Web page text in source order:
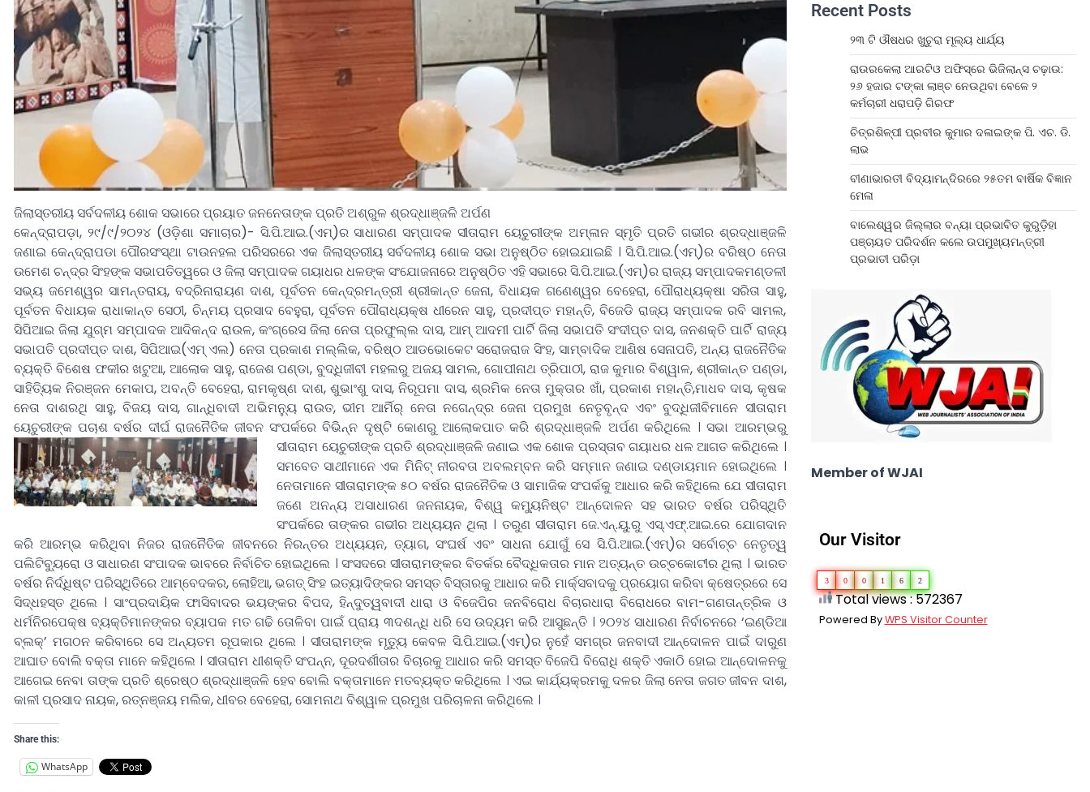
ଜିଲାସ୍ତରୀୟ ସର୍ବଦଳୀୟ ଶୋକ ସଭାରେ ପ୍ରୟାତ ଜନନେତାଙ୍କ ପ୍ରତି ଅଶ୍ରୁଳ ଶ୍ରଦ୍ଧାଞ୍ଜଳି ଅର୍ପଣ
କେନ୍ଦ୍ରାପଡ଼ା, ୨୯/୯/୨୦୨୪ (ଓଡ଼ିଶା ସମାଚାର)- ସି.ପି.ଆଇ.(ଏମ୍)ର ସାଧାରଣ ସମ୍ପାଦକ ସୀତାରାମ ୟେଚୁରୀଙ୍କ ଅମ୍ଳାନ ସ୍ମୃତି ପ୍ରତି ଗଭୀର ଶ୍ରଦ୍ଧାଞ୍ଜଳି
ଜଣାଇ କେନ୍ଦ୍ରାପଡା ପୌରସଂସ୍ଥା ଟାଉନହଲ ପରିସରରେ ଏକ ଜିଲାସ୍ତରୀୟ ସର୍ବଦଳୀୟ ଶୋକ ସଭା ଅନୁଷ୍ଠିତ ହୋଇଯାଇଛି । ସି.ପି.ଆଇ.(ଏମ୍)ର ବରିଷ୍ଠ ନେତା
ଉମେଶ ଚନ୍ଦ୍ର ସିଂହଙ୍କ ସଭାପତିତ୍ୱରେ ଓ ଜିଲା ସମ୍ପାଦକ ଗୟାଧର ଧଳଙ୍କ ସଂଯୋଜନାରେ ଅନୁଷ୍ଠିତ ଏହି ସଭାରେ ସି.ପି.ଆଇ.(ଏମ୍)ର ରାଜ୍ୟ ସମ୍ପାଦକମଣ୍ଡଳୀ
ସଭ୍ୟ ଜମେଶ୍ୱର ସାମନ୍ତରାୟ, ବଦ୍ରିନାରାୟଣ ଦାଶ, ପୂର୍ବତନ କେନ୍ଦ୍ରମନ୍ତ୍ରୀ ଶ୍ରୀକାନ୍ତ ଜେନା, ବିଧାୟକ ଗଣେଶ୍ୱର ବେହେରା, ପୌରାଧ୍ୟକ୍ଷା ସରିତା ସାହୁ,
ପୂର୍ବତନ ବିଧାୟକ ରାଧାକାନ୍ତ ସେଠୀ, ଚିନ୍ମୟ ପ୍ରସାଦ ବେହୁରା, ପୂର୍ବତନ ପୌରାଧ୍ୟକ୍ଷ ଧୀରେନ ସାହୁ, ପ୍ରଦୀପ୍ତ ମହାନ୍ତି, ବିଜେଡି ରାଜ୍ୟ ସମ୍ପାଦକ ରବି ସାମଲ,
ସିପିଆଇ ଜିଲା ଯୁଗ୍ମ ସମ୍ପାଦକ ଆଦିକନ୍ଦ ରାଉଳ, କଂଗ୍ରେସ ଜିଲା ନେତା ପ୍ରଫୁଲ୍ଲ ଦାସ, ଆମ୍ ଆଦମୀ ପାର୍ଟି ଜିଲା ସଭାପତି ସଂଦୀପ୍ତ ଦାସ, ଜନଶକ୍ତି ପାର୍ଟି ରାଜ୍ୟ
ସଭାପତି ପ୍ରଦୀପ୍ତ ଦାଶ, ସିପିଆଇ(ଏମ୍ ଏଲ) ନେତା ପ୍ରକାଶ ମଲ୍ଲିକ, ବରିଷ୍ଠ ଆଡଭୋକେଟ ସରୋଜରାଜ ସିଂହ, ସାମ୍ବାଦିକ ଆଶିଷ ସେନାପତି, ଅନ୍ୟ ରାଜନୈତିକ
ବ୍ୟକ୍ତି ବିଶେଷ ଫକୀର ଖଟୁଆ, ଆଲୋକ ସାହୁ, ରାଜେଶ ପଣ୍ଡା, ବୁଦ୍ଧିଜୀବୀ ମହଲରୁ ଅଜୟ ସାମଲ, ଗୋପୀନାଥ ତ୍ରିପାଠୀ, ରାଜ କୁମାର ବିଶ୍ୱାଳ, ଶ୍ରୀକାନ୍ତ ପଣ୍ଡା,
ସାହିତ୍ୟିକ ନିରଞ୍ଜନ ମେକାପ, ଅବନ୍ତି ବେହେରା, ରାମକୃଷ୍ଣ ଦାଶ, ଶୁଭାଂଶୁ ଦାସ, ନିରୂପମା ଦାସ, ଶ୍ରମିକ ନେତା ମୁକ୍ତାର ଖାଁ, ପ୍ରକାଶ ମହାନ୍ତି,ମାଧବ ଦାସ, କୃଷକ
ନେତା ଦାଶରଥି ସାହୁ, ବିଜୟ ଦାସ, ଗାନ୍ଧିବାଦୀ ଅଭିମନ୍ୟୁ ରାଉତ, ଭୀମ ଆର୍ମିର୍ ନେତା ନଗେନ୍ଦ୍ର ଜେନା ପ୍ରମୁଖ ନେତୃବୃନ୍ଦ ଏବଂ ବୁଦ୍ଧିଜୀବିମାନେ ସୀତାରାମ
ୟେଚୁରୀଙ୍କ ପଚାଶ ବର୍ଷର ଦୀର୍ଘ ରାଜନୈତିକ ଜୀବନ ସଂପର୍କରେ ବିଭିନ୍ନ ଦୃଷ୍ଟି କୋଣରୁ ଆଲୋକପାତ କରି ଶ୍ରଦ୍ଧାଞ୍ଜଳି ଅର୍ପଣ କରିଥିଲେ ।ସଭା ଆରମ୍ଭରୁ
ସୀତାରାମ ୟେଚୁରୀଙ୍କ ପ୍ରତି ଶ୍ରଦ୍ଧାଞ୍ଜଳି ଜଣାଇ ଏକ ଶୋକ ପ୍ରସ୍ତାବ ଗୟାଧର ଧଳ ଆଗତ କରିଥିଲେ ।
ସମବେତ ସାଥୀମାନେ ଏକ ମିନିଟ୍ ନୀରବତା ଅବଲମ୍ବନ କରି ସମ୍ମାନ ଜଣାଇ ଦଣ୍ଡାୟମାନ ହୋଇଥିଲେ ।
ନେତାମାନେ ସୀତାରାମଙ୍କ ୫୦ ବର୍ଷର ରାଜନୈତିକ ଓ ସାମାଜିକ ସଂପର୍କକୁ ଆଧାର କରି କହିଥିଲେ ଯେ ସୀତାରାମ
ଜଣେ ଅନନ୍ୟ ଅସାଧାରଣ ଜନନାୟକ, ବିଶ୍ୱ କମ୍ୟୁନିଷ୍ଟ ଆନ୍ଦୋଳନ ସହ ଭାରତ ବର୍ଷର ପରିସ୍ଥିତି
ସଂପର୍କରେ ତାଙ୍କର ଗଭୀର ଅଧ୍ୟୟନ ଥିଲା । ତରୁଣ ସୀତାରାମ ଜେ.ଏନ୍.ୟୁ.ରୁ ଏସ୍.ଏଫ୍.ଆଇ.ରେ ଯୋଗଦାନ
କରି ଆରମ୍ଭ କରିଥିବା ନିଜର ରାଜନୈତିକ ଜୀବନରେ ନିରନ୍ତର ଅଧ୍ୟୟନ, ତ୍ୟାଗ, ସଂଘର୍ଷ ଏବଂ ସାଧନା ଯୋଗୁଁ ସେ ସି.ପି.ଆଇ.(ଏମ୍)ର ସର୍ବୋଚ୍ଚ ନେତୃତ୍ୱ
ପଲିଟିବ୍ୟୁରୋ ଓ ସାଧାରଣ ସଂପାଦକ ଭାବରେ ନିର୍ବାଚିତ ହୋଇଥିଲେ । ସଂସଦରେ ସୀତାରାମଙ୍କର ବିତର୍କର ବୈଦ୍ଧିକତାର ମାନ ଅତ୍ୟନ୍ତ ଉଚ୍ଚକୋଟୀର ଥିଲା । ଭାରତ
ବର୍ଷର ନିର୍ଦ୍ଧିଷ୍ଟ ପରିସ୍ଥିତିରେ ଆମ୍ବେଦକର, ଲୋହିଆ, ଭଗତ୍ ସିଂହ ଇତ୍ୟାଦିଙ୍କର ସମସ୍ତ ବିସ୍ତାରକୁ ଆଧାର କରି ମାର୍କ୍ସବାଦକୁ ପ୍ରୟୋଗ କରିବା କ୍ଷେତ୍ରରେ ସେ
ସିଦ୍ଧହସ୍ତ ଥିଲେ । ସାଂପ୍ରଦାୟିକ ଫାସିବାଦର ଭୟଙ୍କର ବିପଦ, ହିନ୍ଦୁତ୍ୱବାଦୀ ଧାରା ଓ ବିଜେପିର ଜନବିରୋଧ ବିଚାରଧାରା ବିରୋଧରେ ବାମ-ଗଣତାନ୍ତ୍ରିକ ଓ
ଧର୍ମନିରପେକ୍ଷ ବ୍ୟକ୍ତିମାନଙ୍କର ବ୍ୟାପକ ମତ ଗଢି ତୋଳିବା ପାଇଁ ପ୍ରାୟ ୩ଦଶନ୍ଧି ଧରି ସେ ଉଦ୍ୟମ କରି ଆସୁଛନ୍ତି । ୨୦୨୪ ସାଧାରଣ ନିର୍ବାଚନରେ ‘ଇଣ୍ଡିଆ
ବ୍ଲକ୍’ ମଗଠନ କରିବାରେ ସେ ଅନ୍ୟତମ ରୂପକାର ଥିଲେ । ସୀତାରାମଙ୍କ ମୃତ୍ୟୁ କେବଳ ସି.ପି.ଆଇ.(ଏମ୍)ର ନୁହେଁ ସମଗ୍ର ଜନବାଦୀ ଆନ୍ଦୋଳନ ପାଇଁ ଦାରୁଣ
ଆଘାତ ବୋଲି ବକ୍ତା ମାନେ କହିଥିଲେ । ସୀତାରାମ ଧୀଶକ୍ତି ସଂପନ୍ନ, ଦୂରଦର୍ଶୀତାର ବିଚାରକୁ ଆଧାର କରି ସମସ୍ତ ବିଜେପି ବିରୋଧି ଶକ୍ତି ଏକାଠି ହୋଇ ଆନ୍ଦୋଳନକୁ
ଆଗେଇ ନେବା ତାଙ୍କ ପ୍ରତି ଶ୍ରେଷ୍ଠ ଶ୍ରଦ୍ଧାଞ୍ଜଳି ହେବ ବୋଲି ବକ୍ତାମାନେ ମତବ୍ୟକ୍ତ କରିଥିଲେ । ଏଇ କାର୍ଯ୍ୟକ୍ରମକୁ ଦଳର ଜିଲା ନେତା ଜଗତ ଜୀବନ ଦାଶ,
କାଳୀ ପ୍ରସାଦ ନାୟକ, ରତ୍ନଞ୍ଜୟ ମଲିକ, ଧୀବର ବେହେରା, ସୋମନାଥ ବିଶ୍ୱାଳ ପ୍ରମୁଖ ପରିଚାଳନା କରିଥିଲେ ।
Share this:
WhatsApp
Recent Posts
୨୩ ଟି ଔଷଧର ଖୁଚୁରା ମୂଲ୍ୟ ଧାର୍ଯ୍ୟ
ରାଉରକେଲା ଆରଟିଓ ଅଫିସ୍‌ରେ ଭିଜିଲାନ୍ସ ଚଢ଼ାଉ:
୨୬ ହଜାର ଟଙ୍କା ଲାଞ୍ଚ ନେଉଥିବା ବେଳେ ୨
କର୍ମଚାରୀ ଧରାପଡ଼ି ଗିରଫ
ଚିତ୍ରଶିଳ୍ପୀ ପ୍ରବୀର କୁମାର ଦଳାଇଙ୍କ ପି. ଏଚ. ଡି.
ଲାଭ
ବୀଣାଭାରତୀ ବିଦ୍ୟାମନ୍ଦିରରେ ୨୫ତମ ବାର୍ଷିକ ବିଜ୍ଞାନ
ମେଳା
ବାଲେଶ୍ୱର ଜିଲ୍ଲାର ବନ୍ୟା ପ୍ରଭାବିତ କୁରୁଡ଼ିହା
ପଞ୍ଚାୟତ ପରିଦର୍ଶନ କଲେ ଉପମୁଖ୍ୟମନ୍ତ୍ରୀ
ପ୍ରଭାତୀ ପରିଡ଼ା
Member of WJAI
Our Visitor
3 0 0 1 6 2
Total views : 572367
Powered ByWPS Visitor Counter